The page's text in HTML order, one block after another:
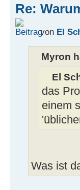
Re:
von El
Myron
El
das
einem
Was ist